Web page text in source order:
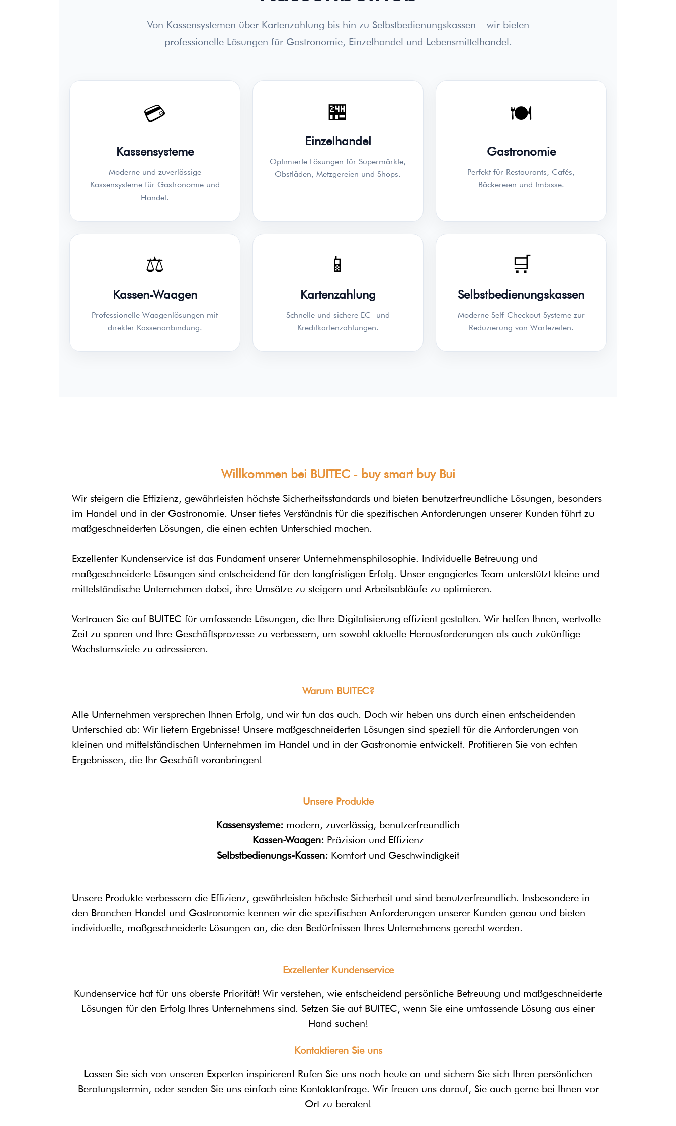
Von Kassensystemen über Kartenzahlung bis hin zu Selbstbedienungskassen – wir bieten
professionelle Lösungen für Gastronomie, Einzelhandel und Lebensmittelhandel.
💳
Kassensysteme
Moderne und zuverlässige
Kassensysteme für Gastronomie und
Handel.
🏪
Einzelhandel
Optimierte Lösungen für Supermärkte,
Obstläden, Metzgereien und Shops.
🍽️
Gastronomie
Perfekt für Restaurants, Cafés,
Bäckereien und Imbisse.
⚖️
Kassen-Waagen
Professionelle Waagenlösungen mit
direkter Kassenanbindung.
📱
Kartenzahlung
Schnelle und sichere EC- und
Kreditkartenzahlungen.
🛒
Selbstbedienungskassen
Moderne Self-Checkout-Systeme zur
Reduzierung von Wartezeiten.
Willkommen bei BUITEC - buy smart buy Bui
Wir steigern die Effizienz, gewährleisten höchste Sicherheitsstandards und bieten benutzerfreundliche Lösungen, besonders
im Handel und in der Gastronomie. Unser tiefes Verständnis für die spezifischen Anforderungen unserer Kunden führt zu
maßgeschneiderten Lösungen, die einen echten Unterschied machen.
Exzellenter Kundenservice ist das Fundament unserer Unternehmensphilosophie. Individuelle Betreuung und
maßgeschneiderte Lösungen sind entscheidend für den langfristigen Erfolg. Unser engagiertes Team unterstützt kleine und
mittelständische Unternehmen dabei, ihre Umsätze zu steigern und Arbeitsabläufe zu optimieren.
Vertrauen Sie auf BUITEC für umfassende Lösungen, die Ihre Digitalisierung effizient gestalten. Wir helfen Ihnen, wertvolle
Zeit zu sparen und Ihre Geschäftsprozesse zu verbessern, um sowohl aktuelle Herausforderungen als auch zukünftige
Wachstumsziele zu adressieren.
Warum BUITEC?
Alle Unternehmen versprechen Ihnen Erfolg, und wir tun das auch. Doch wir heben uns durch einen entscheidenden
Unterschied ab: Wir liefern Ergebnisse! Unsere maßgeschneiderten Lösungen sind speziell für die Anforderungen von
kleinen und mittelständischen Unternehmen im Handel und in der Gastronomie entwickelt. Profitieren Sie von echten
Ergebnissen, die Ihr Geschäft voranbringen!
Unsere Produkte
Kassensysteme: modern, zuverlässig, benutzerfreundlich
Kassen-Waagen:Präzision und Effizienz
Selbstbedienungs-Kassen: Komfort und Geschwindigkeit
Unsere Produkte verbessern die Effizienz, gewährleisten höchste Sicherheit und sind benutzerfreundlich. Insbesondere in
den Branchen Handel und Gastronomie kennen wir die spezifischen Anforderungen unserer Kunden genau und bieten
individuelle, maßgeschneiderte Lösungen an, die den Bedürfnissen Ihres Unternehmens gerecht werden.
Exzellenter Kundenservice
Kundenservice hat für uns oberste Priorität! Wir verstehen, wie entscheidend persönliche Betreuung und maßgeschneiderte
Lösungen für den Erfolg Ihres Unternehmens sind. Setzen Sie auf BUITEC, wenn Sie eine umfassende Lösung aus einer
Hand suchen!
Kontaktieren Sie uns
Lassen Sie sich von unseren Experten inspirieren! Rufen Sie uns noch heute an und sichern Sie sich Ihren persönlichen
Beratungstermin, oder senden Sie uns einfach eine Kontaktanfrage. Wir freuen uns darauf, Sie auch gerne bei Ihnen vor
Ort zu beraten!